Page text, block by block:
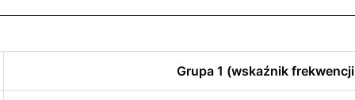
Grupa 1 (wskaźnik